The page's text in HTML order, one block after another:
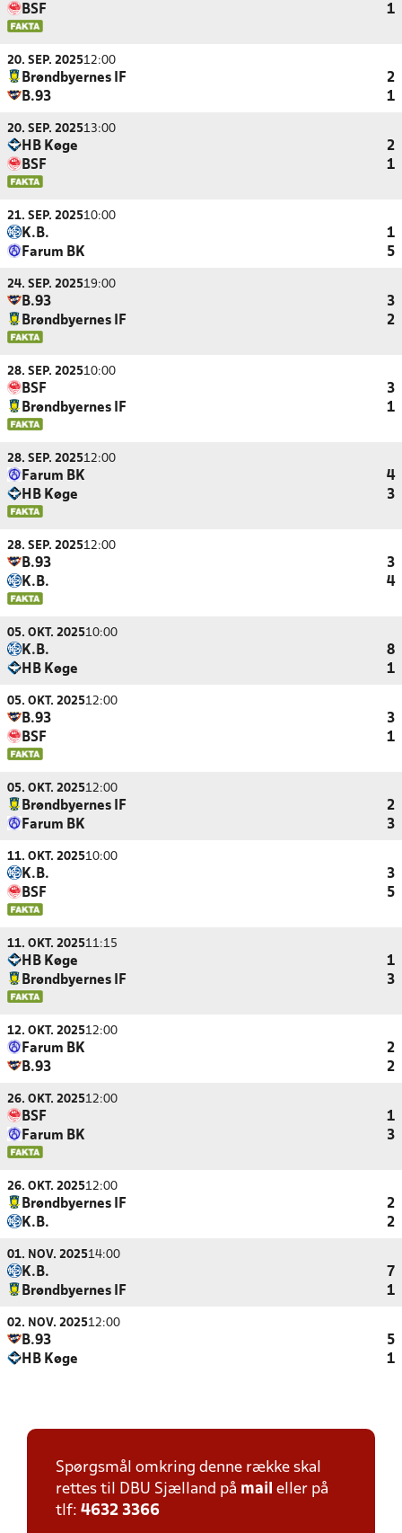
BSF 1
20. SEP. 202512:00
Brøndbyernes IF
2
B.93
1
20. SEP. 202513:00
HB Køge
2
BSF
1
21. SEP. 202510:00
K.B.
1
Farum BK
5
24. SEP. 202519:00
B.93
3
Brøndbyernes IF
2
28. SEP. 202510:00
BSF
3
Brøndbyernes IF
1
28. SEP. 202512:00
Farum BK
4
HB Køge
3
28. SEP. 202512:00
B.93
3
K.B.
4
05. OKT. 202510:00
K.B.
8
HB Køge
1
05. OKT. 202512:00
B.93
3
BSF
1
05. OKT. 202512:00
Brøndbyernes IF
2
Farum BK
3
11. OKT. 202510:00
K.B.
3
BSF
5
11. OKT. 202511:15
HB Køge
1
Brøndbyernes IF
3
12. OKT. 202512:00
Farum BK
2
B.93
2
26. OKT. 202512:00
BSF
1
Farum BK
3
26. OKT. 202512:00
Brøndbyernes IF
2
K.B.
2
01. NOV. 202514:00
K.B.
7
Brøndbyernes IF
1
02. NOV. 202512:00
B.93
5
HB Køge
1
Spørgsmål omkring denne række skal
rettes til DBU Sjælland på mail eller på
tlf: 4632 3366